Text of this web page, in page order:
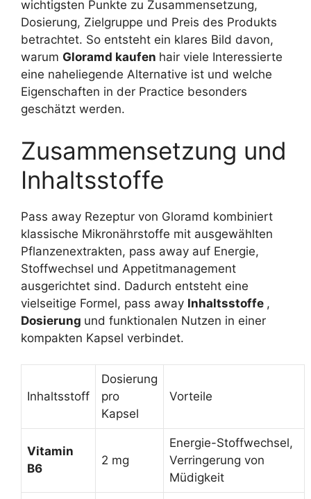
wichtigsten Punkte zu Zusammensetzung,
Dosierung, Zielgruppe und Preis des Produkts
betrachtet. So entsteht ein klares Bild davon,
warum Gloramd kaufen hair viele Interessierte
eine naheliegende Alternative ist und welche
Eigenschaften in der Practice besonders
geschätzt werden.
Zusammensetzung und
Inhaltsstoffe
Pass away Rezeptur von Gloramd kombiniert
klassische Mikronährstoffe mit ausgewählten
Pflanzenextrakten, pass away auf Energie,
Stoffwechsel und Appetitmanagement
ausgerichtet sind. Dadurch entsteht eine
vielseitige Formel, pass away Inhaltsstoffe ,
Dosierung und funktionalen Nutzen in einer
kompakten Kapsel verbindet.
Inhaltsstoff
Dosierung
pro
Kapsel
Vorteile
Vitamin
B6
2 mg
Energie-Stoffwechsel,
Verringerung von
Müdigkeit